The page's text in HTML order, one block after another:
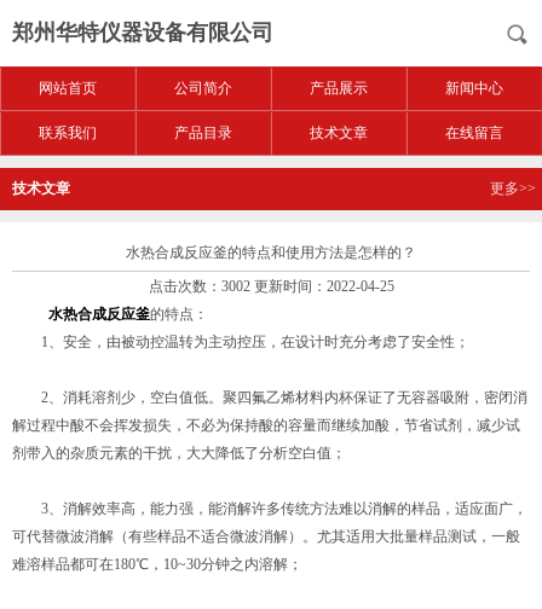
郑州华特仪器设备有限公司
网站首页 公司简介 产品展示 新闻中心
联系我们 产品目录 技术文章 在线留言
技术文章 更多>>
水热合成反应釜的特点和使用方法是怎样的？
点击次数：3002 更新时间：2022-04-25
水热合成反应釜的特点：
1、安全，由被动控温转为主动控压，在设计时充分考虑了安全性；
2、消耗溶剂少，空白值低。聚四氟乙烯材料内杯保证了无容器吸附，密闭消
解过程中酸不会挥发损失，不必为保持酸的容量而继续加酸，节省试剂，减少试
剂带入的杂质元素的干扰，大大降低了分析空白值；
3、消解效率高，能力强，能消解许多传统方法难以消解的样品，适应面广，
可代替微波消解（有些样品不适合微波消解）。尤其适用大批量样品测试，一般
难溶样品都可在180℃，10~30分钟之内溶解；